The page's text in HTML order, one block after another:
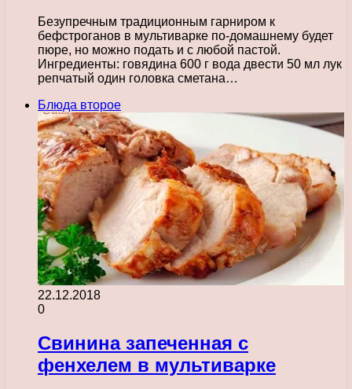
Безупречным традиционным гарниром к
бефстроганов в мультиварке по-домашнему будет
пюре, но можно подать и с любой пастой.
Ингредиенты: говядина 600 г вода двести 50 мл лук
репчатый один головка сметана…
Блюда второе
22.12.2018
0
Свинина запеченная с
фенхелем в мультиварке